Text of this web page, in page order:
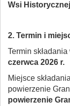
Wsi Historycznej
2. Termin i
Termin
czerwca 2026 r.
Miejsce
powierzenie
powierzenie